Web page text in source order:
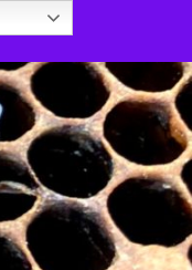
Mon compte